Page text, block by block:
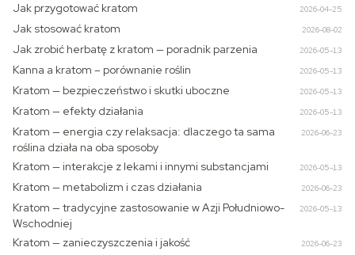
Jak przygotować kratom 2026-04-25
Jak stosować kratom 2026-08-02
Jak zrobić herbatę z kratom — poradnik parzenia 2026-05-13
Kanna a kratom – porównanie roślin 2026-05-13
Kratom — bezpieczeństwo i skutki uboczne 2026-05-13
Kratom — efekty działania 2026-05-13
Kratom — energia czy relaksacja: dlaczego ta sama
roślina działa na oba sposoby
2026-06-23
Kratom — interakcje z lekami i innymi substancjami 2026-05-13
Kratom — metabolizm i czas działania 2026-06-23
Kratom — tradycyjne zastosowanie w Azji Południowo-
Wschodniej
2026-05-13
Kratom — zanieczyszczenia i jakość 2026-06-23